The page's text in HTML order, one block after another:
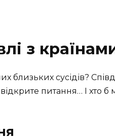
з
близьких сусідів?
питання… І хто б